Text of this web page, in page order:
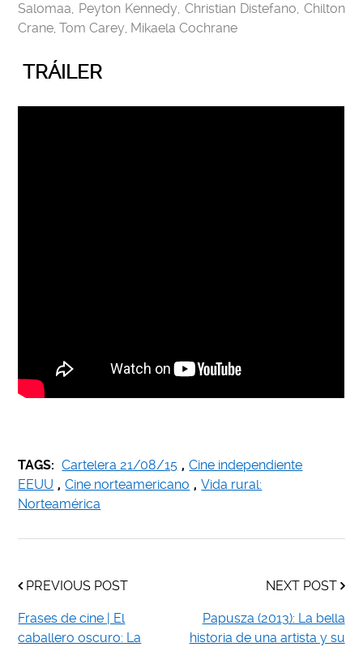
Salomaa, Peyton Kennedy, Christian Distefano, Chilton
Crane, Tom Carey, Mikaela Cochrane
TRÁILER
TAGS: Cartelera 21/08/15 , Cine independiente
EEUU , Cine norteamericano , Vida rural:
Norteamérica
PREVIOUS POST
Frases de cine | El
caballero oscuro: La
NEXT POST
Papusza (2013): La bella
historia de una artista y su